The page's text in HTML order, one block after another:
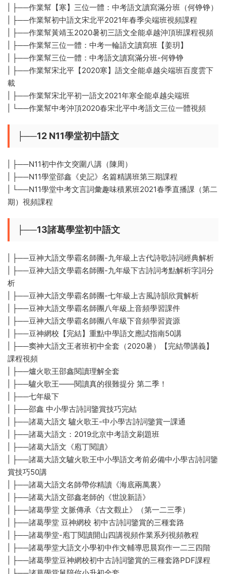
| ├──作業幫【寒】三位一體：中考語文讀寫滿分班（何铮铮）
| ├──作業幫初中語文宋北平2021年春季尖端班視頻課程
| ├──作業幫黃靖玉2020暑初三語文全能卓越沖頂班課程視頻
| ├──作業幫三位一體：中考一輪語文讀寫班【姜玥】
| ├──作業幫三位一體：中考語文讀寫滿分班-何铮铮
| ├──作業幫宋北平【2020寒】語文全能卓越尖端班百度雲下
載
| ├──作業幫宋北平初一語文2021年寒全能卓越尖端班
| └──作業幫中考沖頂2020春宋北平中考語文三位一體視頻
├──12 N11學堂初中語文
| ├──N11初中作文突圍八講（陳周）
| ├──N11學堂邵鑫《史記》名篇精講班第三期課程
| └──N11學堂中考文言詞彙趣味積累班2021春季直播課（第二
期）視頻課程
├──13諸葛學堂初中語文
| ├──豆神大語文學霸名師團-九年級上古代詩歌詩詞經典解析
| ├──豆神大語文學霸名師團-九年級下古詩詞考點解析字詞分
析
| ├──豆神大語文學霸名師團-七年級上古風詩韻欣賞解析
| ├──豆神大語文學霸名師團八年級上音頻學習課件
| ├──豆神大語文學霸名師團八年級下音頻學習資源
| ├──豆神網校【完結】重點中學語文應試指南50講
| ├──窦神大語文王者班初中全套（2020暑）【完結帶講義】
課程視頻
| ├──爐火歌王邵鑫閱讀理解全套
| ├──驢火歌王——閱讀真的很難提分 第二季！
| ├──七年級下
| ├──邵鑫 中小學古詩詞鑒賞技巧完結
| ├──諸葛大語文 驢火歌王-中小學古詩詞鑒賞一課通
| ├──諸葛大語文：2019北京中考語文刷題班
| ├──諸葛大語文《庖丁閱讀》
| ├──諸葛大語文驢火歌王中小學語文考前必備中小學古詩詞鑒
賞技巧50講
| ├──諸葛大語文名師帶你精讀《海底兩萬裏》
| ├──諸葛大語文邵鑫老師的《世說新語》
| ├──諸葛學堂 文脈傳承《古文觀止》（第一二三季）
| ├──諸葛學堂 豆神網校 初中古詩詞鑒賞的三種套路
| ├──諸葛學堂-庖丁閱讀開山四講視頻作業系列視頻教程
| ├──諸葛學堂大語文小學初中作文輔導思晨寫作一二三四階
| ├──諸葛學堂豆神網校初中古詩詞鑒賞的三種套路PDF課程